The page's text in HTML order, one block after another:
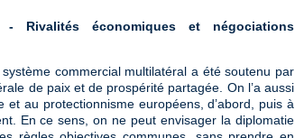
Rivalités économiques et négociations
commercial multilatéral a été soutenu par
de paix et de prospérité partagée. On l’a aussi
au protectionnisme européens, d’abord, puis à
En ce sens, on ne peut envisager la diplomatie